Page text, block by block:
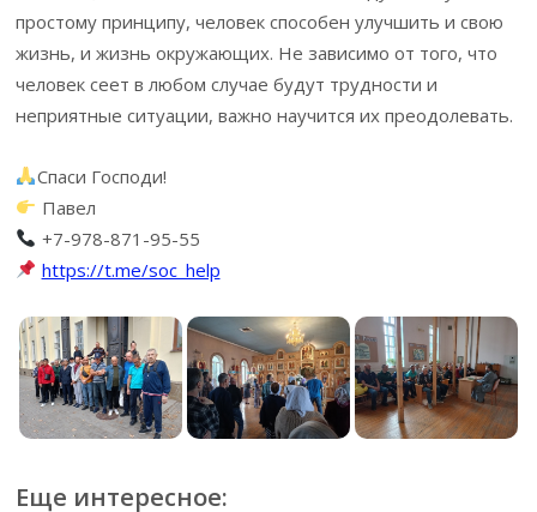
простому принципу, человек способен улучшить и свою
жизнь, и жизнь окружающих. Не зависимо от того, что
человек сеет в любом случае будут трудности и
неприятные ситуации, важно научится их преодолевать.
Спаси Господи!
Павел
+7-978-871-95-55
https://t.me/soc_help
Еще интересное: